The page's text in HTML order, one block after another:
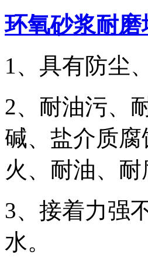
环氧砂浆耐磨
1、具有防尘
2、耐油污、
碱、盐介质
火、耐油、耐
3、接着力强
水。